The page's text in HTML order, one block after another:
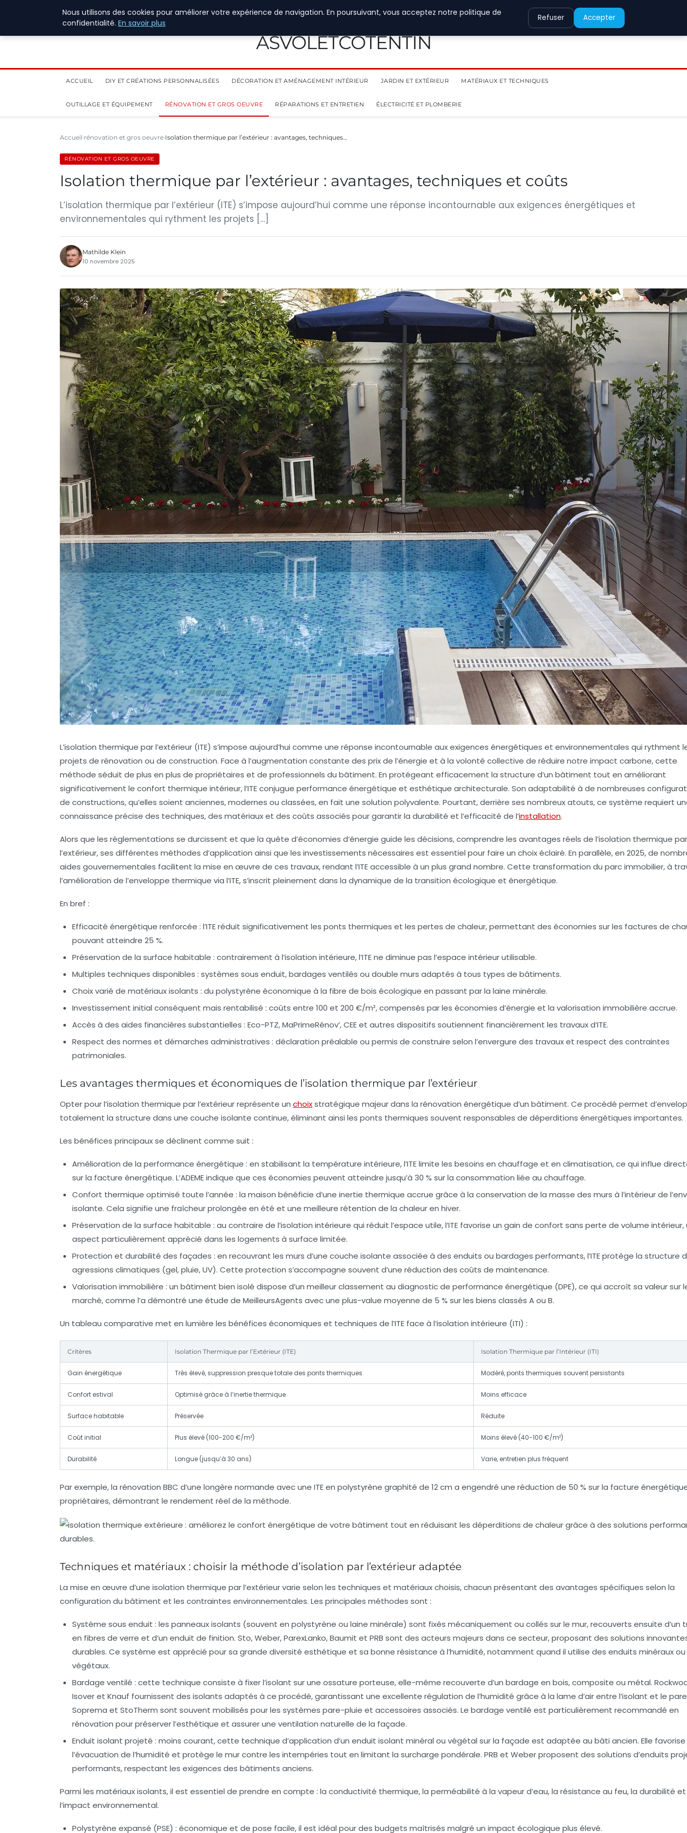
4 août 2026
ASVOLETCOTENTIN
ACCUEIL DIY ET CRÉATIONS PERSONNALISÉES DÉCORATION ET AMÉNAGEMENT INTÉRIEUR JARDIN ET EXTÉRIEUR MATÉRIAUX ET TECHNIQUES
OUTILLAGE ET ÉQUIPEMENT RÉNOVATION ET GROS OEUVRE RÉPARATIONS ET ENTRETIEN ÉLECTRICITÉ ET PLOMBERIE
Accueil rénovation et gros oeuvre Isolation thermique par l’extérieur : avantages, techniques…
RÉNOVATION ET GROS OEUVRE
Isolation thermique par l’extérieur : avantages, techniques et coûts
L’isolation thermique par l’extérieur (ITE) s’impose aujourd’hui comme une réponse incontournable aux exigences énergétiques et
environnementales qui rythment les projets […]
Mathilde Klein
10 novembre 2025
L’isolation thermique par l’extérieur (ITE) s’impose aujourd’hui comme une réponse incontournable aux exigences énergétiques et environnementales qui rythment
projets de rénovation ou de construction. Face à l’augmentation constante des prix de l’énergie et à la volonté collective de réduire notre impact carbone, cette
méthode séduit de plus en plus de propriétaires et de professionnels du bâtiment. En protégeant efficacement la structure d’un bâtiment tout en améliorant
significativement le confort thermique intérieur, l’ITE conjugue performance énergétique et esthétique architecturale. Son adaptabilité à de nombreuses
de constructions, qu’elles soient anciennes, modernes ou classées, en fait une solution polyvalente. Pourtant, derrière ses nombreux atouts, ce système requiert
connaissance précise des techniques, des matériaux et des coûts associés pour garantir la durabilité et l’efficacité de l’installation.
Alors que les réglementations se durcissent et que la quête d’économies d’énergie guide les décisions, comprendre les avantages réels de l’isolation thermique par
l’extérieur, ses différentes méthodes d’application ainsi que les investissements nécessaires est essentiel pour faire un choix éclairé. En parallèle, en 2025, de
aides gouvernementales facilitent la mise en œuvre de ces travaux, rendant l’ITE accessible à un plus grand nombre. Cette transformation du parc immobilier, à
l’amélioration de l’enveloppe thermique via l’ITE, s’inscrit pleinement dans la dynamique de la transition écologique et énergétique.
En bref :
Efficacité énergétique renforcée : l’ITE réduit significativement les ponts thermiques et les pertes de chaleur, permettant des économies sur les factures de
pouvant atteindre 25 %.
Préservation de la surface habitable : contrairement à l’isolation intérieure, l’ITE ne diminue pas l’espace intérieur utilisable.
Multiples techniques disponibles : systèmes sous enduit, bardages ventilés ou double murs adaptés à tous types de bâtiments.
Choix varié de matériaux isolants : du polystyrène économique à la fibre de bois écologique en passant par la laine minérale.
Investissement initial conséquent mais rentabilisé : coûts entre 100 et 200 €/m², compensés par les économies d’énergie et la valorisation immobilière accrue.
Accès à des aides financières substantielles : Eco-PTZ, MaPrimeRénov’, CEE et autres dispositifs soutiennent financièrement les travaux d’ITE.
Respect des normes et démarches administratives : déclaration préalable ou permis de construire selon l’envergure des travaux et respect des contraintes
patrimoniales.
Les avantages thermiques et économiques de l’isolation thermique par l’extérieur
Opter pour l’isolation thermique par l’extérieur représente un choixstratégique majeur dans la rénovation énergétique d’un bâtiment. Ce procédé permet
totalement la structure dans une couche isolante continue, éliminant ainsi les ponts thermiques souvent responsables de déperditions énergétiques importantes.
Les bénéfices principaux se déclinent comme suit :
Amélioration de la performance énergétique : en stabilisant la température intérieure, l’ITE limite les besoins en chauffage et en climatisation, ce qui influe
sur la facture énergétique. L’ADEME indique que ces économies peuvent atteindre jusqu’à 30 % sur la consommation liée au chauffage.
Confort thermique optimisé toute l’année : la maison bénéficie d’une inertie thermique accrue grâce à la conservation de la masse des murs à l’intérieur de
isolante. Cela signifie une fraîcheur prolongée en été et une meilleure rétention de la chaleur en hiver.
Préservation de la surface habitable : au contraire de l’isolation intérieure qui réduit l’espace utile, l’ITE favorise un gain de confort sans perte de volume intérieur,
aspect particulièrement apprécié dans les logements à surface limitée.
Protection et durabilité des façades : en recouvrant les murs d’une couche isolante associée à des enduits ou bardages performants, l’ITE protège la structure
agressions climatiques (gel, pluie, UV). Cette protection s’accompagne souvent d’une réduction des coûts de maintenance.
Valorisation immobilière : un bâtiment bien isolé dispose d’un meilleur classement au diagnostic de performance énergétique (DPE), ce qui accroît sa valeur sur
marché, comme l’a démontré une étude de MeilleursAgents avec une plus-value moyenne de 5 % sur les biens classés A ou B.
Un tableau comparative met en lumière les bénéfices économiques et techniques de l’ITE face à l’isolation intérieure (ITI) :
Critères Isolation Thermique par l’Extérieur (ITE) Isolation Thermique par l’Intérieur (ITI)
Gain énergétique Très élevé, suppression presque totale des ponts thermiques Modéré, ponts thermiques souvent persistants
Confort estival Optimisé grâce à l’inertie thermique Moins efficace
Surface habitable Préservée Réduite
Coût initial Plus élevé (100-200 €/m²) Moins élevé (40-100 €/m²)
Durabilité Longue (jusqu’à 30 ans) Varie, entretien plus fréquent
Par exemple, la rénovation BBC d’une longère normande avec une ITE en polystyrène graphité de 12 cm a engendré une réduction de 50 % sur la facture
propriétaires, démontrant le rendement réel de la méthode.
Techniques et matériaux : choisir la méthode d’isolation par l’extérieur adaptée
La mise en œuvre d’une isolation thermique par l’extérieur varie selon les techniques et matériaux choisis, chacun présentant des avantages spécifiques selon la
configuration du bâtiment et les contraintes environnementales. Les principales méthodes sont :
Système sous enduit : les panneaux isolants (souvent en polystyrène ou laine minérale) sont fixés mécaniquement ou collés sur le mur, recouverts ensuite d’un
en fibres de verre et d’un enduit de finition. Sto, Weber, ParexLanko, Baumit et PRB sont des acteurs majeurs dans ce secteur, proposant des solutions
durables. Ce système est apprécié pour sa grande diversité esthétique et sa bonne résistance à l’humidité, notamment quand il utilise des enduits minéraux ou
végétaux.
Bardage ventilé : cette technique consiste à fixer l’isolant sur une ossature porteuse, elle-même recouverte d’un bardage en bois, composite ou métal.
Isover et Knauf fournissent des isolants adaptés à ce procédé, garantissant une excellente régulation de l’humidité grâce à la lame d’air entre l’isolant et le
Soprema et StoTherm sont souvent mobilisés pour les systèmes pare-pluie et accessoires associés. Le bardage ventilé est particulièrement recommandé en
rénovation pour préserver l’esthétique et assurer une ventilation naturelle de la façade.
Enduit isolant projeté : moins courant, cette technique d’application d’un enduit isolant minéral ou végétal sur la façade est adaptée au bâti ancien. Elle favorise
l’évacuation de l’humidité et protège le mur contre les intempéries tout en limitant la surcharge pondérale. PRB et Weber proposent des solutions d’enduits
performants, respectant les exigences des bâtiments anciens.
Parmi les matériaux isolants, il est essentiel de prendre en compte : la conductivité thermique, la perméabilité à la vapeur d’eau, la résistance au feu, la durabilité et
l’impact environnemental.
Polystyrène expansé (PSE) : économique et de pose facile, il est idéal pour des budgets maîtrisés malgré un impact écologique plus élevé.
Nous utilisons des cookies pour améliorer votre expérience de navigation. En poursuivant, vous acceptez notre politique de
confidentialité. En savoir plus
Refuser Accepter